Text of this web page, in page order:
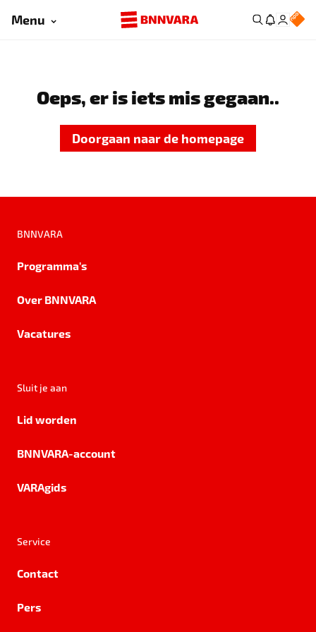
Menu
Oeps, er is iets mis gegaan..
Doorgaan naar de homepage
BNNVARA
Programma's
Over BNNVARA
Vacatures
Sluit je aan
Lid worden
BNNVARA-account
VARAgids
Service
Contact
Pers